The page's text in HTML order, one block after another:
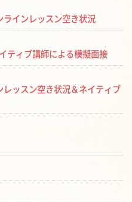
ラインレッスン空き状況
ティブ講師による模擬面接
レッスン空き状況＆ネイティブ